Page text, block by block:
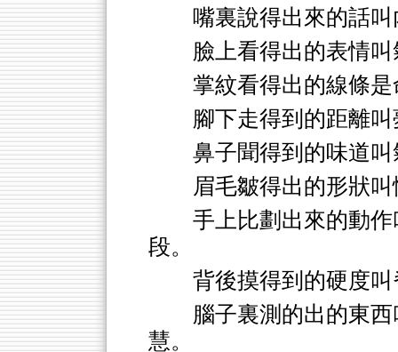
嘴裏說得出來的話
臉上看得出的表情
掌紋看得出的線條
腳下走得到的距離
鼻子聞得到的味道
眉毛皺得出的形狀
手上比劃出來的動
段。
背後摸得到的硬度
腦子裏測的出的東
慧。